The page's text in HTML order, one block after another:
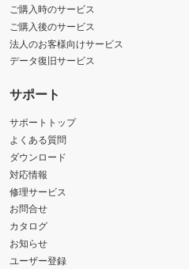
ご購入時のサービス
ご購入後のサービス
法人のお客様向けサービス
データ復旧サービス
サポート
サポートトップ
よくある質問
ダウンロード
対応情報
修理サービス
お問合せ
カタログ
お知らせ
ユーザー登録